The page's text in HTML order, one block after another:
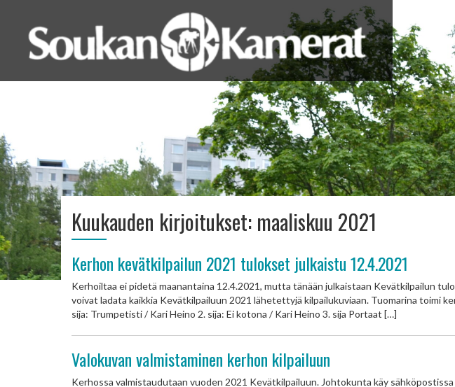
Kuukauden kirjoitukset: maaliskuu 2021
Kerhon kevätkilpailun 2021 tulokset julkaistu 12.4.2021
Kerhoiltaa ei pidetä maanantaina 12.4.2021, mutta tänään julkaistaan Kevätkilpailun
voivat ladata kaikkia Kevätkilpailuun 2021 lähetettyjä kilpailukuviaan. Tuomarina toimi
sija: Trumpetisti / Kari Heino 2. sija: Ei kotona / Kari Heino 3. sija Portaat […]
Valokuvan valmistaminen kerhon kilpailuun
Kerhossa valmistaudutaan vuoden 2021 Kevätkilpailuun. Johtokunta käy